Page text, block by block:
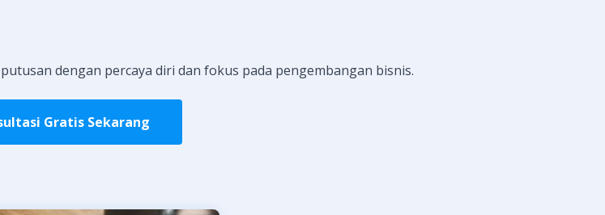
dengan percaya diri dan fokus pada pengembangan bisnis.
Gratis Sekarang